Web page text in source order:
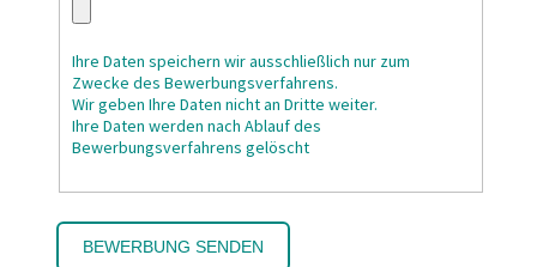
Ihre Daten speichern wir ausschließlich nur zum
Zwecke des Bewerbungsverfahrens.
Wir geben Ihre Daten nicht an Dritte weiter.
Ihre Daten werden nach Ablauf des
Bewerbungsverfahrens gelöscht
BEWERBUNG SENDEN